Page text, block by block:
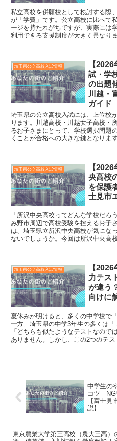
私立高校を併願校として検討する際
が「学費」です。公立高校に比べて
ージを持たれがちですが、実際には
利用できる支援制度が大きく異なり
埼玉県公立高校入試情報
【
試・学
の出題
川越・
ガイド
埼玉県の公立高校入試には、上位校
ります。川越高校・川越女子高校・
るお子さまにとって、学校選択問題
くことが合格への大きな鍵となりま
埼玉県公立高校入試情報
【
央高校
を保護
士見市
「所沢中央高校ってどんな学校だ
み野市周辺で高校受験を控えるお子
は、埼玉県立所沢中央高校が気にな
ないでしょうか。今回は所沢中央高
埼玉県公立高校入試情報
【
力テス
が違う
向けに
夏休みが明けると、多くの中学校で
一方、埼玉県の中学3年生の多くは「
「どちらも似たようなテストなので
ありません。しかし、この2つのテス
中学生の
コツ｜
【富士見
説】
東京農業大学第三高校（農大三高）